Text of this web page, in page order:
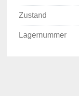
Zustand
Lagernummer